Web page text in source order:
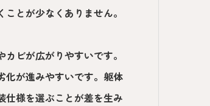
とが少なくありません。
ビが広がりやすいです。
化が進みやすいです。躯体
仕様を選ぶことが差を生み